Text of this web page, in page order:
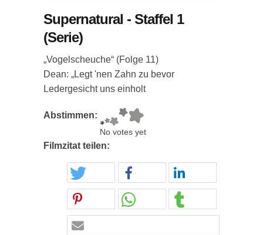
Supernatural - Staffel 1
(Serie)
„Vogelscheuche“ (Folge 11)
Dean: „Legt 'nen Zahn zu bevor
Ledergesicht uns einholt
Abstimmen:
No votes yet
Filmzitat teilen: